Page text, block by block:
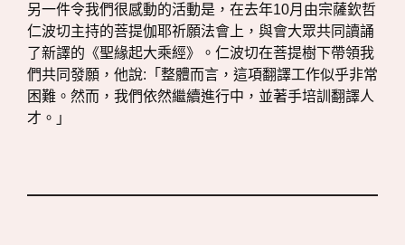
另一件令我們很感動的活動是，在去年10月由宗薩欽哲
仁波切主持的菩提伽耶祈願法會上，與會大眾共同讀誦
了新譯的《聖緣起大乘經》。仁波切在菩提樹下帶領我
們共同發願，他說:「整體而言，這項翻譯工作似乎非常
困難。然而，我們依然繼續進行中，並著手培訓翻譯人
才。」